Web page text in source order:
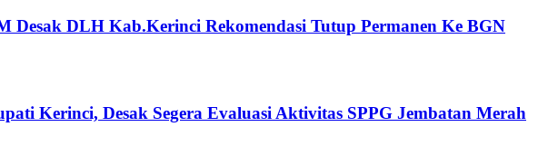
DLH Kab.Kerinci Rekomendasi Tutup Permanen Ke BGN
Kerinci, Desak Segera Evaluasi Aktivitas SPPG Jembatan Merah